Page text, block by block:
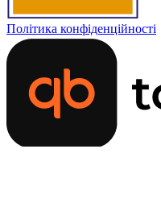
Політика конфіденційності